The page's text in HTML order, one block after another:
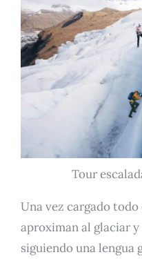
Tour
Una vez cargado
aproximan al glaciar
siguiendo una lengua